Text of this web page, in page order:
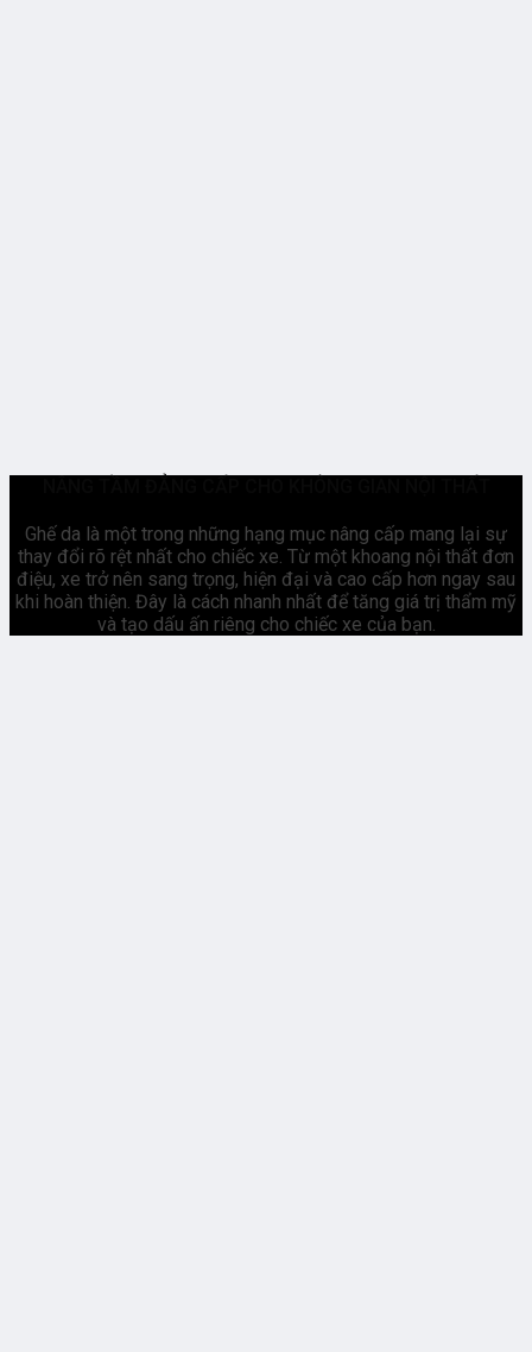
Ghế da là một trong những hạng mục nâng cấp mang lại sự
thay đổi rõ rệt nhất cho chiếc xe. Từ một khoang nội thất đơn
điệu, xe trở nên sang trọng, hiện đại và cao cấp hơn ngay sau
khi hoàn thiện. Đây là cách nhanh nhất để tăng giá trị thẩm mỹ
và tạo dấu ấn riêng cho chiếc xe của bạn.